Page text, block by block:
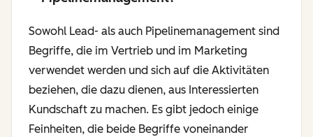
Sowohl Lead- als auch Pipelinemanagement sind
Begriffe, die im Vertrieb und im Marketing
verwendet werden und sich auf die Aktivitäten
beziehen, die dazu dienen, aus Interessierten
Kundschaft zu machen. Es gibt jedoch einige
Feinheiten, die beide Begriffe voneinander